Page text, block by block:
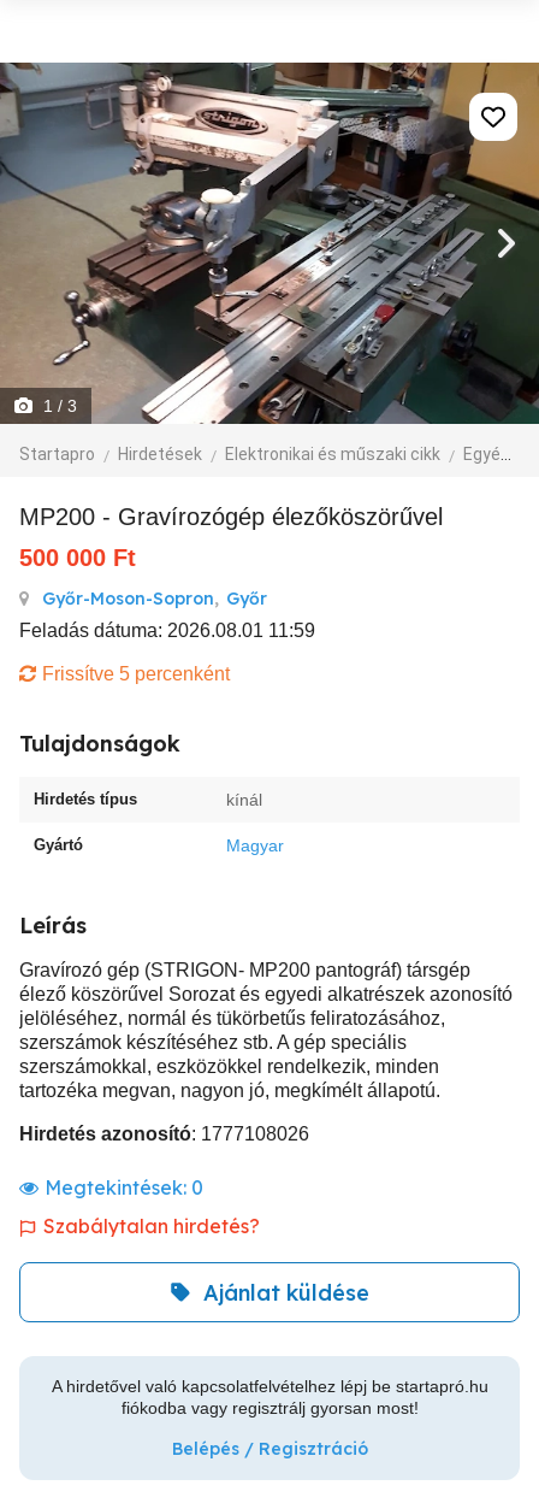
1 / 3
Startapro Hirdetések Elektronikai és műszaki cikk Egyéb műszaki cikk
MP200 - Gravírozógép élezőköszörűvel
500 000 Ft
Győr-Moson-Sopron, Győr
Feladás dátuma: 2026.08.01 11:59
Frissítve 5 percenként
Tulajdonságok
Hirdetés típus kínál
Gyártó Magyar
Leírás
Gravírozó gép (STRIGON- MP200 pantográf) társgép
élező köszörűvel Sorozat és egyedi alkatrészek azonosító
jelöléséhez, normál és tükörbetűs feliratozásához,
szerszámok készítéséhez stb. A gép speciális
szerszámokkal, eszközökkel rendelkezik, minden
tartozéka megvan, nagyon jó, megkímélt állapotú.
Hirdetés azonosító: 1777108026
Megtekintések: 0
Szabálytalan hirdetés?
Ajánlat küldése
A hirdetővel való kapcsolatfelvételhez lépj be startapró.hu
fiókodba vagy regisztrálj gyorsan most!
Belépés / Regisztráció